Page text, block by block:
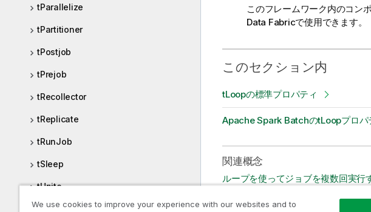
tParallelize
tPartitioner
tPostjob
tPrejob
tRecollector
tReplicate
tRunJob
tSleep
tUnite
tWaitForFile
このフレームワーク内のコン
Data Fabricで使用できます。
このセクション内
tLoopの標準プロパティ
Apache Spark BatchのtLoopプロパ
関連概念
ループを使ってジョブを複数回実行
We use cookies to improve your experience with our websites and to